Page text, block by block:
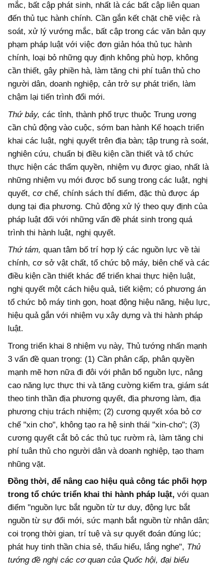
mắc, bất cập phát sinh, nhất là các bất cập liên quan
đến thủ tục hành chính. Cần gắn kết chặt chẽ việc rà
soát, xử lý vướng mắc, bất cập trong các văn bản quy
phạm pháp luật với việc đơn giản hóa thủ tục hành
chính, loại bỏ những quy định không phù hợp, không
cần thiết, gây phiền hà, làm tăng chi phí tuân thủ cho
người dân, doanh nghiệp, cản trở sự phát triển, làm
chậm lại tiến trình đổi mới.
Thứ bảy, các tỉnh, thành phố trực thuộc Trung ương
cần chủ động vào cuộc, sớm ban hành Kế hoạch triển
khai các luật, nghị quyết trên địa bàn; tập trung rà soát,
nghiên cứu, chuẩn bị điều kiện cần thiết và tổ chức
thực hiện các thẩm quyền, nhiệm vụ được giao, nhất là
những nhiệm vụ mới được bổ sung trong các luật, nghị
quyết, cơ chế, chính sách thí điểm, đặc thù được áp
dụng tại địa phương. Chủ động xử lý theo quy định của
pháp luật đối với những vấn đề phát sinh trong quá
trình thi hành luật, nghị quyết.
Thứ tám, quan tâm bố trí hợp lý các nguồn lực về tài
chính, cơ sở vật chất, tổ chức bộ máy, biên chế và các
điều kiện cần thiết khác để triển khai thực hiện luật,
nghị quyết một cách hiệu quả, tiết kiệm; có phương án
tổ chức bộ máy tinh gọn, hoạt động hiệu năng, hiệu lực,
hiệu quả gắn với nhiệm vụ xây dựng và thi hành pháp
luật.
Trong triển khai 8 nhiệm vụ này, Thủ tướng nhấn mạnh
3 vấn đề quan trọng: (1) Cần phân cấp, phân quyền
mạnh mẽ hơn nữa đi đôi với phân bổ nguồn lực, nâng
cao năng lực thực thi và tăng cường kiểm tra, giám sát
theo tinh thần địa phương quyết, địa phương làm, địa
phương chịu trách nhiệm; (2) cương quyết xóa bỏ cơ
chế "xin cho", không tạo ra hệ sinh thái "xin-cho"; (3)
cương quyết cắt bỏ các thủ tục rườm rà, làm tăng chi
phí tuân thủ cho người dân và doanh nghiệp, tạo tham
nhũng vặt.
Đồng thời, để nâng cao hiệu quả công tác phối hợp
trong tổ chức triển khai thi hành pháp luật, với quan
điểm "nguồn lực bắt nguồn từ tư duy, động lực bắt
nguồn từ sự đổi mới, sức mạnh bắt nguồn từ nhân dân;
coi trọng thời gian, trí tuệ và sự quyết đoán đúng lúc;
phát huy tinh thần chia sẻ, thấu hiểu, lắng nghe", Thủ
tướng đề nghị các cơ quan của Quốc hội, đại biểu